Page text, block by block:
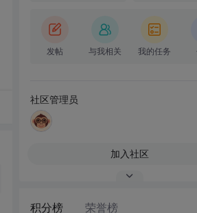
发帖 与我相关 我的任务
社区管理员
加入社区
积分榜 荣誉榜